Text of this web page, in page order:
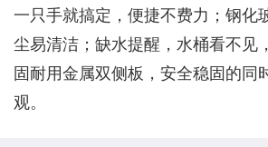
一只手就搞定，便捷不费力；钢化
尘易清洁；缺水提醒，水桶看不见
固耐用金属双侧板，安全稳固的同
观。